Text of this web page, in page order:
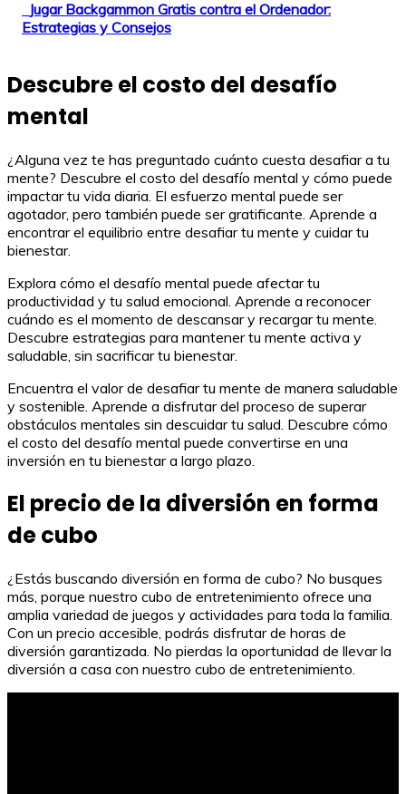
Jugar Backgammon Gratis contra el Ordenador:
Estrategias y Consejos
Descubre el costo del desafío
mental
¿Alguna vez te has preguntado cuánto cuesta desafiar a tu
mente? Descubre el costo del desafío mental y cómo puede
impactar tu vida diaria. El esfuerzo mental puede ser
agotador, pero también puede ser gratificante. Aprende a
encontrar el equilibrio entre desafiar tu mente y cuidar tu
bienestar.
Explora cómo el desafío mental puede afectar tu
productividad y tu salud emocional. Aprende a reconocer
cuándo es el momento de descansar y recargar tu mente.
Descubre estrategias para mantener tu mente activa y
saludable, sin sacrificar tu bienestar.
Encuentra el valor de desafiar tu mente de manera saludable
y sostenible. Aprende a disfrutar del proceso de superar
obstáculos mentales sin descuidar tu salud. Descubre cómo
el costo del desafío mental puede convertirse en una
inversión en tu bienestar a largo plazo.
El precio de la diversión en forma
de cubo
¿Estás buscando diversión en forma de cubo? No busques
más, porque nuestro cubo de entretenimiento ofrece una
amplia variedad de juegos y actividades para toda la familia.
Con un precio accesible, podrás disfrutar de horas de
diversión garantizada. No pierdas la oportunidad de llevar la
diversión a casa con nuestro cubo de entretenimiento.